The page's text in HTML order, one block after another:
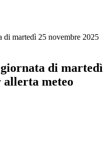
di martedì 25 novembre 2025
di martedì
allerta meteo